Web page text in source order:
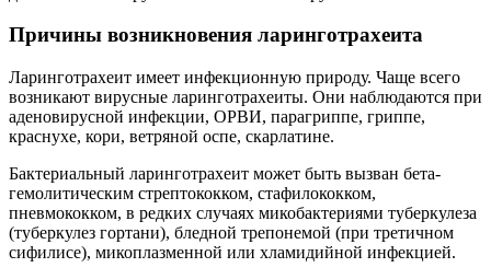
Причины возникновения ларинготрахеита
Ларинготрахеит имеет инфекционную природу. Чаще всего
возникают вирусные ларинготрахеиты. Они наблюдаются при
аденовирусной инфекции, ОРВИ, парагриппе, гриппе,
краснухе, кори, ветряной оспе, скарлатине.
Бактериальный ларинготрахеит может быть вызван бета-
гемолитическим стрептококком, стафилококком,
пневмококком, в редких случаях микобактериями туберкулеза
(туберкулез гортани), бледной трепонемой (при третичном
сифилисе), микоплазменной или хламидийной инфекцией.